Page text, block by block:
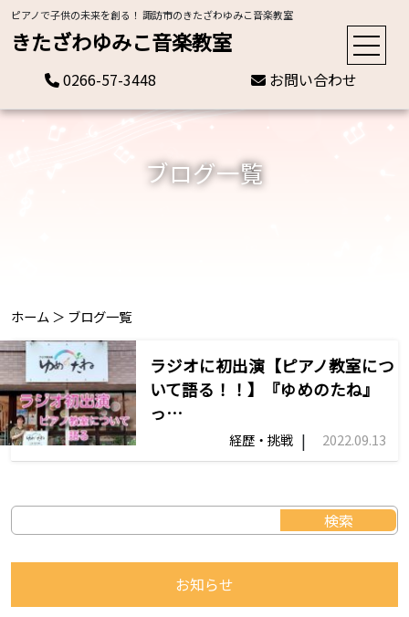
ピアノで子供の未来を創る！ 諏訪市のきたざわゆみこ音楽教室
きたざわゆみこ音楽教室
0266-57-3448 お問い合わせ
ブログ一覧
ホーム ＞ ブログ一覧
ラジオに初出演【ピアノ教室につ
いて語る！！】『ゆめのたね』
っ…
経歴・挑戦 | 2022.09.13
お知らせ